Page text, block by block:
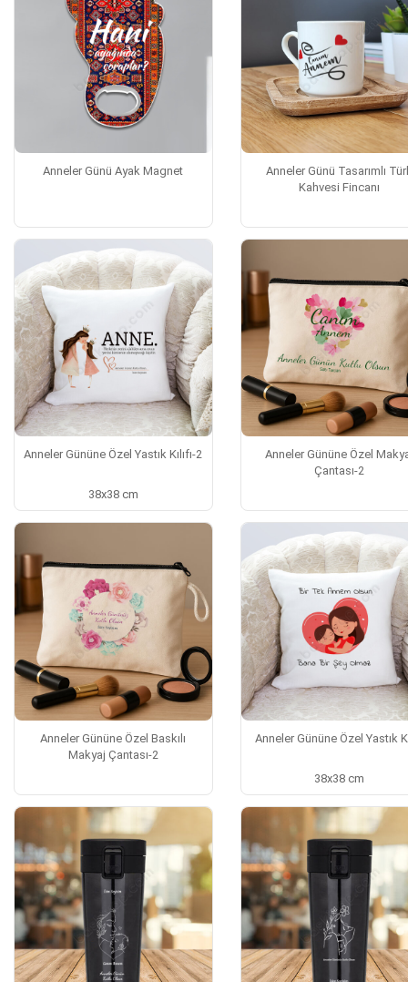
Anneler Günü Ayak Magnet
Anneler Günü Tasarımlı
Kahvesi Fincanı
Anneler Gününe Özel Yastık Kılıfı-2
38x38 cm
Anneler Gününe Özel
Çantası-2
Anneler Gününe Özel Baskılı
Makyaj Çantası-2
Anneler Gününe Özel Yastık
38x38 cm